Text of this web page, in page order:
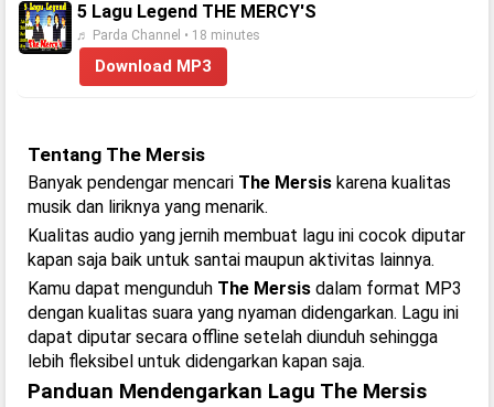
5 Lagu Legend THE MERCY'S
♬ Parda Channel • 18 minutes
Download MP3
Tentang The Mersis
Banyak pendengar mencari The Mersis karena kualitas
musik dan liriknya yang menarik.
Kualitas audio yang jernih membuat lagu ini cocok diputar
kapan saja baik untuk santai maupun aktivitas lainnya.
Kamu dapat mengunduh The Mersis dalam format MP3
dengan kualitas suara yang nyaman didengarkan. Lagu ini
dapat diputar secara offline setelah diunduh sehingga
lebih fleksibel untuk didengarkan kapan saja.
Panduan Mendengarkan Lagu The Mersis